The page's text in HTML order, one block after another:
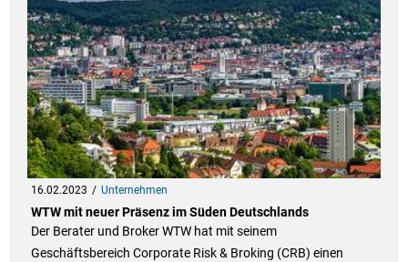
16.02.2023 Unternehmen
WTW mit neuer Präsenz im Süden Deutschlands
Der Berater und Broker WTW hat mit seinem
Geschäftsbereich Corporate Risk & Broking (CRB) einen